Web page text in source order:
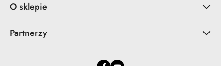
O sklepie
Partnerzy